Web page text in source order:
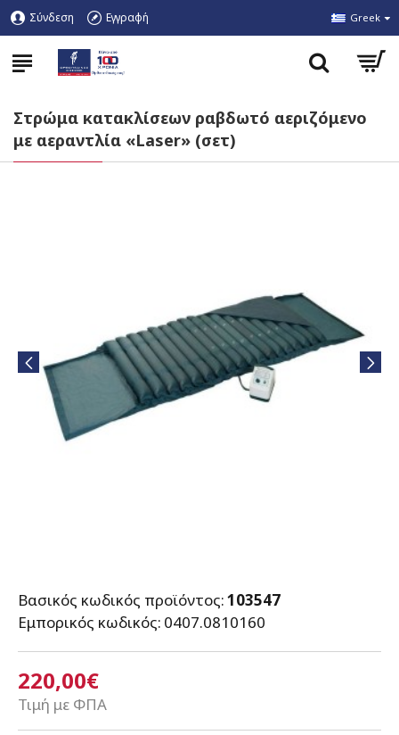
Σύνδεση Εγγραφή Greek
Στρώμα κατακλίσεων ραβδωτό αεριζόμενο
με αεραντλία «Laser» (σετ)
220,00€
Τιμή με ΦΠΑ
Βασικός κωδικός προϊόντος:103547
Εμπορικός κωδικός: 0407.0810160